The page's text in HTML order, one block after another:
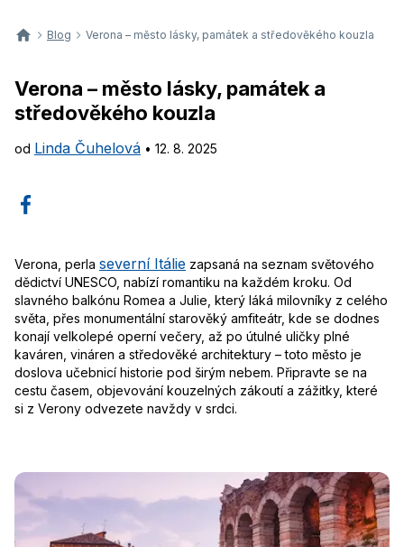
Blog Verona – město lásky, památek a středověkého kouzla
Verona – město lásky, památek a
středověkého kouzla
od Linda Čuhelová • 12. 8. 2025
Verona, perla severní Itálie zapsaná na seznam světového
dědictví UNESCO, nabízí romantiku na každém kroku. Od
slavného balkónu Romea a Julie, který láká milovníky z celého
světa, přes monumentální starověký amfiteátr, kde se dodnes
konají velkolepé operní večery, až po útulné uličky plné
kaváren, vináren a středověké architektury – toto město je
doslova učebnicí historie pod širým nebem. Připravte se na
cestu časem, objevování kouzelných zákoutí a zážitky, které
si z Verony odvezete navždy v srdci.